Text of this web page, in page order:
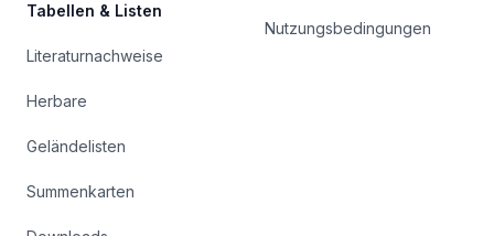
Tabellen & Listen
Literaturnachweise
Herbare
Geländelisten
Summenkarten
Nutzungsbedingungen